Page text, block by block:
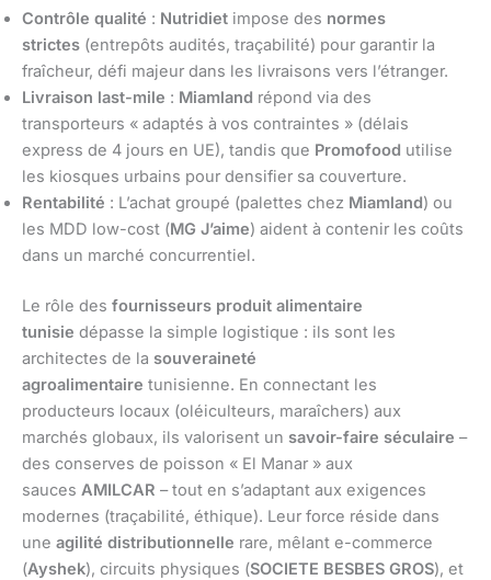
Contrôle qualité : Nutridiet impose des normes
strictes (entrepôts audités, traçabilité) pour garantir la
fraîcheur, défi majeur dans les livraisons vers l’étranger.
Livraison last-mile : Miamland répond via des
transporteurs « adaptés à vos contraintes » (délais
express de 4 jours en UE), tandis que Promofood utilise
les kiosques urbains pour densifier sa couverture.
Rentabilité : L’achat groupé (palettes chez Miamland) ou
les MDD low-cost (MG J’aime) aident à contenir les coûts
dans un marché concurrentiel.
Le rôle des fournisseurs produit alimentaire
tunisie dépasse la simple logistique : ils sont les
architectes de la souveraineté
agroalimentaire tunisienne. En connectant les
producteurs locaux (oléiculteurs, maraîchers) aux
marchés globaux, ils valorisent un savoir-faire séculaire –
des conserves de poisson « El Manar » aux
sauces AMILCAR – tout en s’adaptant aux exigences
modernes (traçabilité, éthique). Leur force réside dans
une agilité distributionnelle rare, mêlant e-commerce
(Ayshek), circuits physiques (SOCIETE BESBES GROS), et